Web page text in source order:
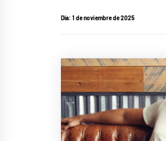
Día: 1 de noviembre de 2025